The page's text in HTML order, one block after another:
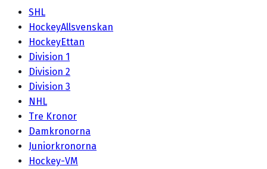
SHL
HockeyAllsvenskan
HockeyEttan
Division 1
Division 2
Division 3
NHL
Tre Kronor
Damkronorna
Juniorkronorna
Hockey-VM